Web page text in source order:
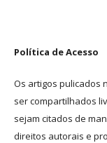
Política de Acesso
Os artigos pulicados
ser compartilhados
sejam citados de
direitos autorais e